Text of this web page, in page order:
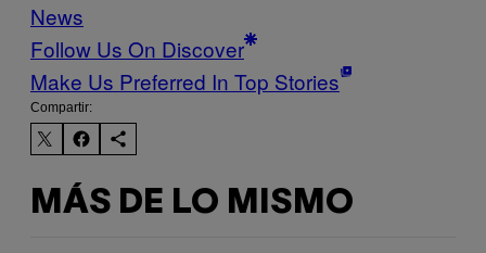
News
Follow Us On Discover
Make Us Preferred In Top Stories
Compartir:
MÁS DE LO MISMO